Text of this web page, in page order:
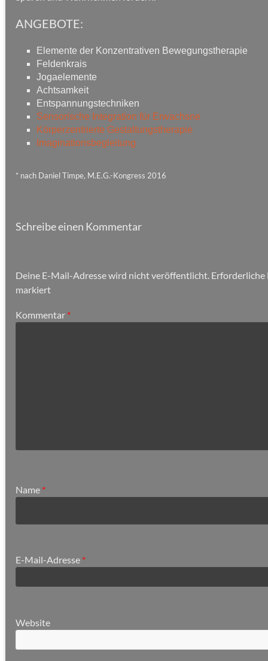
ANGEBOTE:
Elemente der Konzentrativen Bewegungstherapie
Feldenkrais
Jogaelemente
Achtsamkeit
Entspannungstechniken
Sensorische Integration für Erwachsne
Körperzentrierte Gestaltungstherapie
Imaginationsbegleitung
* nach Daniel Timpe, M.E.G.-Kongress 2016
Schreibe einen Kommentar
Deine E-Mail-Adresse wird nicht veröffentlicht.
markiert
Kommentar *
Name *
E-Mail-Adresse *
Website